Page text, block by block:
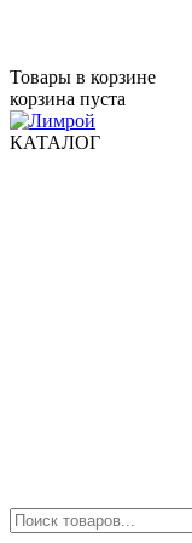
Товары в корзине
корзина пуста
КАТАЛОГ